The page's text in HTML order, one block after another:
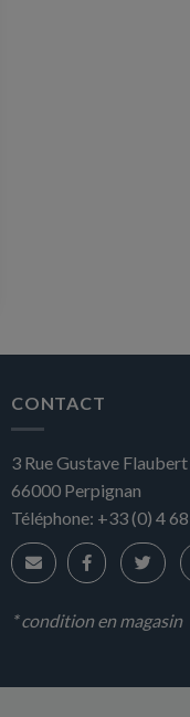
CONTACT
3 Rue Gustave Flaubert
66000 Perpignan
Téléphone: +33 (0) 4
* condition en magasin